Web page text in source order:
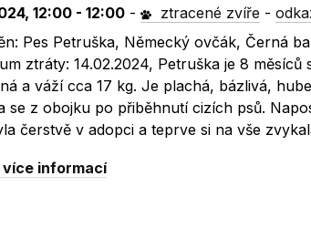
12:00 - 12:00 - ztracené zvíře -
Pes Petruška, Německý ovčák, Černá
ztráty: 14.02.2024, Petruška je 8
a váží cca 17 kg. Je plachá, bázlivá,
se z obojku po přiběhnutí cizích psů.
čerstvě v adopci a teprve si na vše
více informací